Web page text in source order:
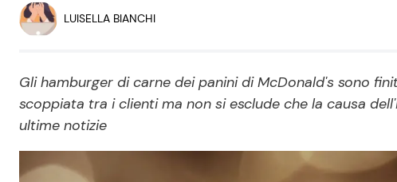
News dal mondo
Mondo Mamma
News benessere
Viaggi e Turismo
LUISELLA BIANCHI
Gli hamburger di carne dei panini di McDonald's sono
scoppiata tra i clienti ma non si esclude che la causa
ultime notizie